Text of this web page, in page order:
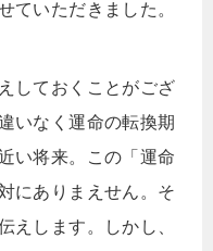
ていただきました。
しておくことがござ
いなく運命の転換期
い将来。この「運命
にありまえせん。そ
えします。しかし、